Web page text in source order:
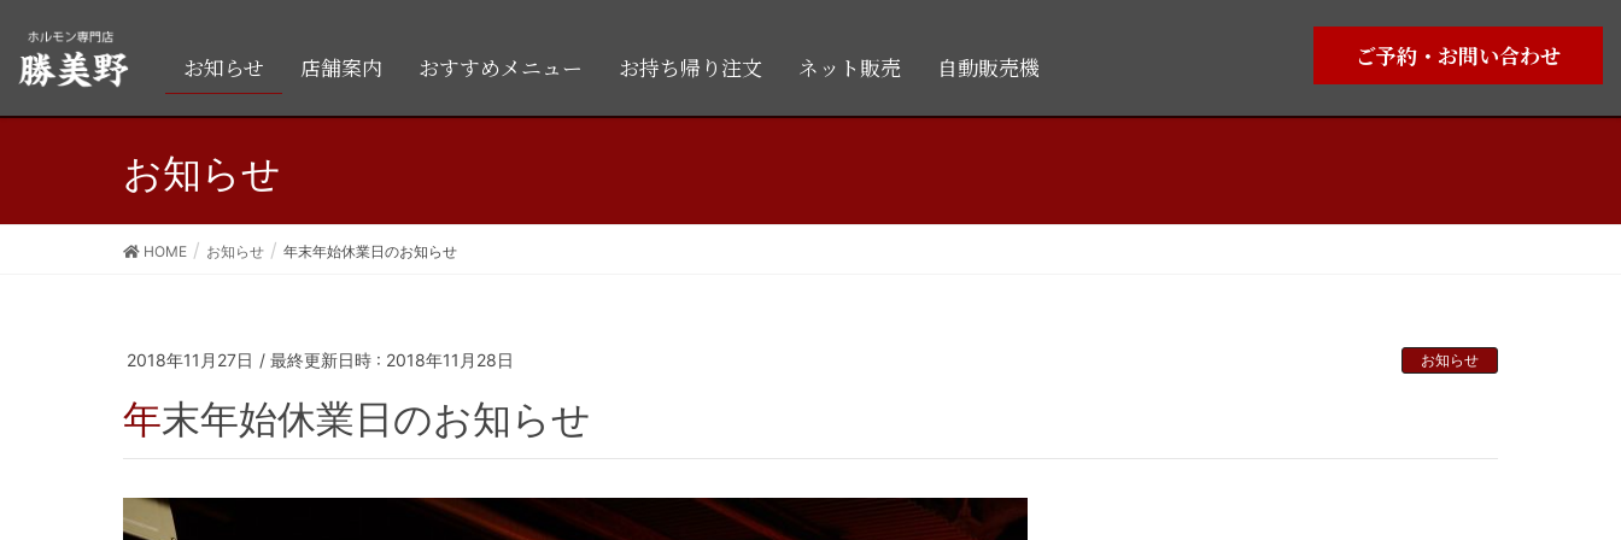
お知らせ 店舗案内 おすすめメニュー お持ち帰り注文 ネット販売 自動販売機 ご予約・お問い合わせ
お知らせ
HOME お知らせ 年末年始休業日のお知らせ
2018年11月27日 / 最終更新日時 : 2018年11月28日 お知らせ
年末年始休業日のお知らせ